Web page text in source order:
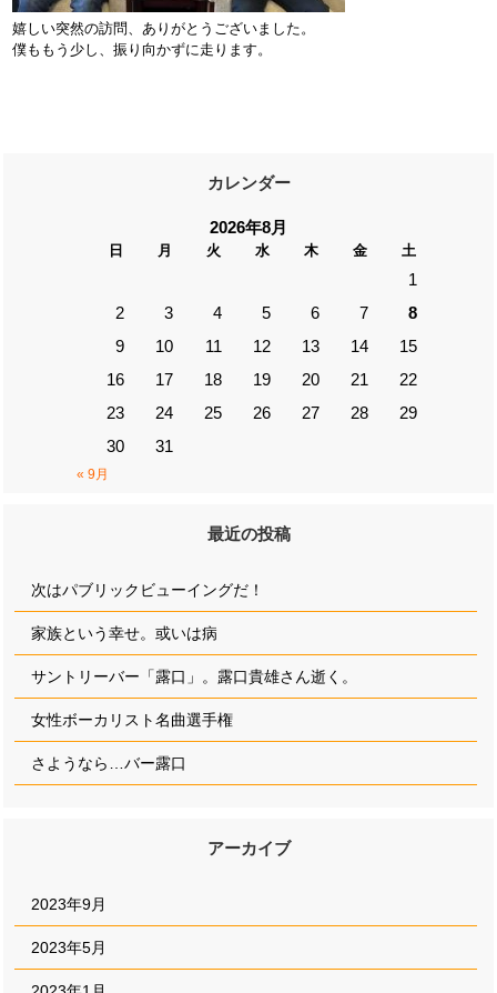
カレンダー
2026年8月
日 月 火 水 木 金 土
1
2
3 4 5 6 7
8
9
10 11 12 13 14
15
16
17 18 19 20 21
22
23
24 25 26 27 28
29
30
31
« 9月
最近の投稿
次はパブリックビューイングだ！
家族という幸せ。或いは病
サントリーバー「露口」。露口貴雄さん逝く。
女性ボーカリスト名曲選手権
さようなら…バー露口
アーカイブ
2023年9月
2023年5月
嬉しい突然の訪問、ありがとうございました。
僕ももう少し、振り向かずに走ります。